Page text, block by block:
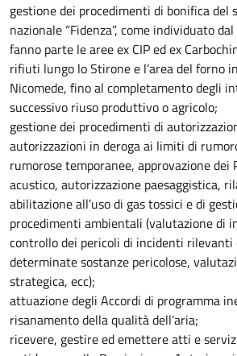
gestione dei procedimenti di bonifica del
nazionale “Fidenza”, come individuato
fanno parte le aree ex CIP ed ex
rifiuti lungo lo Stirone e l’area del forno
Nicomede, fino al completamento degli
successivo riuso produttivo o agricolo;
gestione dei procedimenti di
autorizzazioni in deroga ai limiti di
rumorose temporanee, approvazione
acustico, autorizzazione paesaggistica,
abilitazione all’uso di gas tossici e di
procedimenti ambientali (valutazione di
controllo dei pericoli di incidenti rilevanti
determinate sostanze pericolose,
strategica, ecc);
attuazione degli Accordi di programma
risanamento della qualità dell’aria;
ricevere, gestire ed emettere atti e